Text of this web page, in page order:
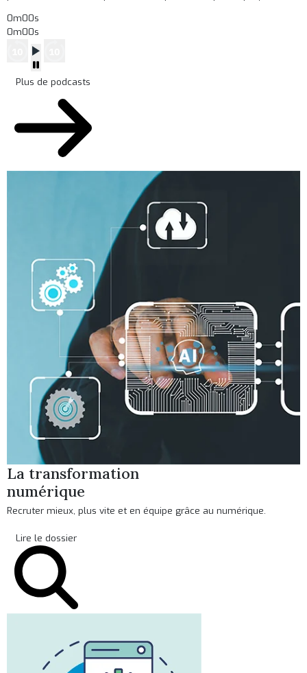
0m00s
0m00s
Plus de podcasts
La transformation
numérique
Recruter mieux, plus vite et en équipe grâce au numérique.
Lire le dossier